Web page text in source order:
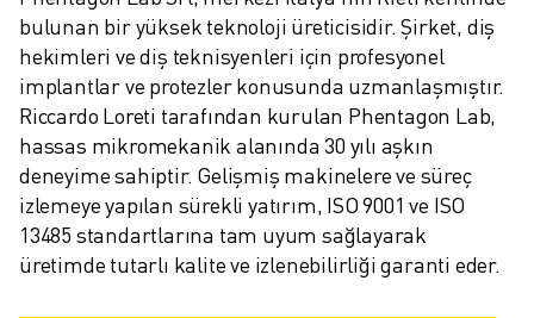
bulunan bir yüksek teknoloji üreticisidir. Şirket, diş
hekimleri ve diş teknisyenleri için profesyonel
implantlar ve protezler konusunda uzmanlaşmıştır.
Riccardo Loreti tarafından kurulan Phentagon Lab,
hassas mikromekanik alanında 30 yılı aşkın
deneyime sahiptir. Gelişmiş makinelere ve süreç
izlemeye yapılan sürekli yatırım, ISO 9001 ve ISO
13485 standartlarına tam uyum sağlayarak
üretimde tutarlı kalite ve izlenebilirliği garanti eder.